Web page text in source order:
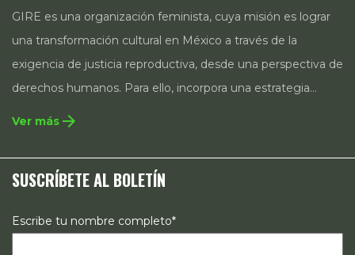
GIRE es una organización feminista, cuya misión es lograr
una transformación cultural en México a través de la
exigencia de justicia reproductiva, desde una perspectiva de
derechos humanos. Para ello, incorpora una estrategia
integral que contempla la incidencia en legislación y
estrategias de comunicación e investigación sobre el
estado de los derechos reproductivos en México.
Ver más arrow_forward
SUSCRÍBETE AL BOLETÍN
Escribe tu nombre completo*